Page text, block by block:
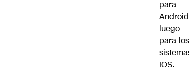
para
luego
para los
IOS.